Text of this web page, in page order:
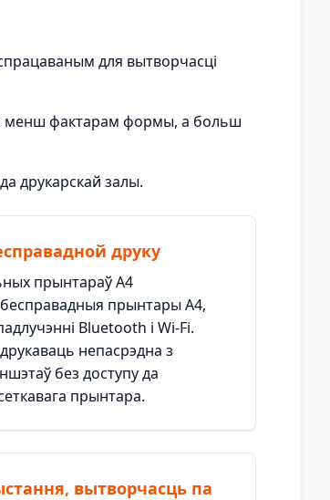
для вытворчасці
менш фактарам формы, а больш
друкарскай залы.
друку
прынтараў A4
прынтары A4,
Bluetooth і Wi-Fi.
непасрэдна з
без доступу да
прынтара.
вытворчасць па